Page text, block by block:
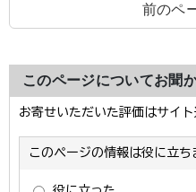
前のペ
このページについてお聞